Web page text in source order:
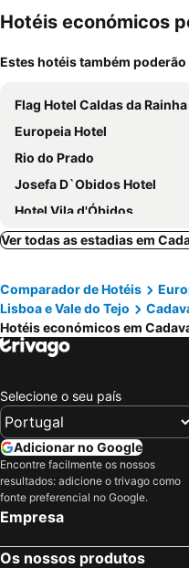
Hotéis económicos
Estes hotéis também
Flag Hotel Caldas da Rainha
Europeia Hotel
Rio do Prado
Josefa D`Obidos Hotel
Hotel Vila d'Óbidos
Pousada Vila Óbidos
Hotel Dom Lourenço
Hotel Rainha Santa Isabel
D. Carlos Residencial
Hotel Real d Obidos
Hotel Paulo VI
Hotel Comendador
Casa Lidador
Quinta Sao Martinho
Cabeço dos Três Moinhos
Rio Maior Hotel
Ver todas as estadias em
Comparador de Hotéis
Lisboa e Vale do Tejo
Hotéis económicos em
Selecione o seu país
Adicionar no Google
Encontre facilmente os nossos
resultados: adicione o trivago como
fonte preferencial no Google.
Empresa
Os nossos produtos